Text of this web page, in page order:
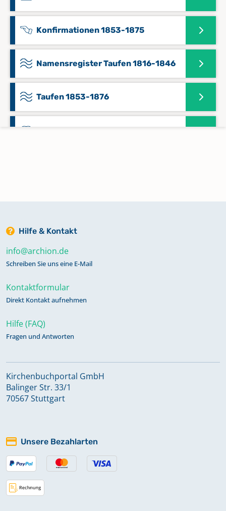
Konfirmationen 1853-1875
Namensregister Taufen 1816-1846
Taufen 1853-1876
Trauungen 1853-1875
Hilfe & Kontakt
info@archion.de
Schreiben Sie uns eine E-Mail
Kontaktformular
Direkt Kontakt aufnehmen
Hilfe (FAQ)
Fragen und Antworten
Kirchenbuchportal GmbH
Balinger Str. 33/1
70567 Stuttgart
Unsere Bezahlarten